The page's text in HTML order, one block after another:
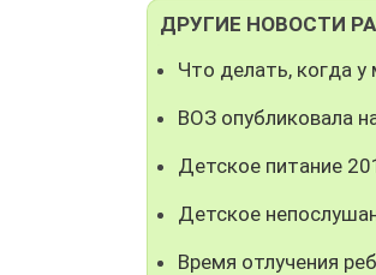
ДРУГИЕ НОВОСТИ
Что делать, когда
ВОЗ опубликовала
Детское питание
Детское
Время отлучения